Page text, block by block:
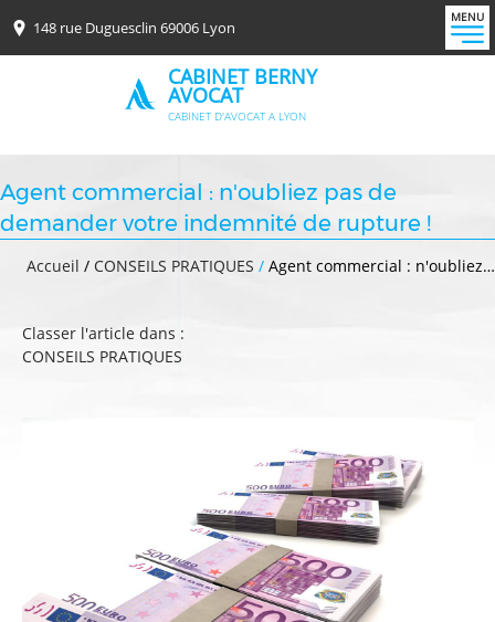
148 rue Duguesclin 69006 Lyon
CABINET BERNY
AVOCAT
CABINET D'AVOCAT A LYON
MENU
Agent commercial : n'oubliez pas de
demander votre indemnité de rupture !
Accueil / CONSEILS PRATIQUES / Agent commercial : n'oubliez…
Classer l'article dans :
CONSEILS PRATIQUES